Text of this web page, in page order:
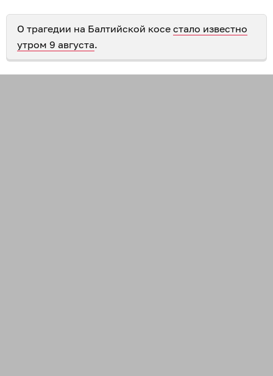
О трагедии на Балтийской косе стало известно
утром 9 августа.